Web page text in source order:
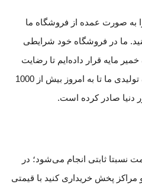
به صورت عمده از فروشگاه ما
ما در فروشگاه خود شرایطی
مایه قرار داده‌ایم تا رضایت
مشتریان خود را جلب کنیم. گروه تولیدی ما تا به امروز بیش از 1000
نسبتا ثابتی انجام می‌شود؛ در
و مراکز پخش خریداری کنید با قیمتی